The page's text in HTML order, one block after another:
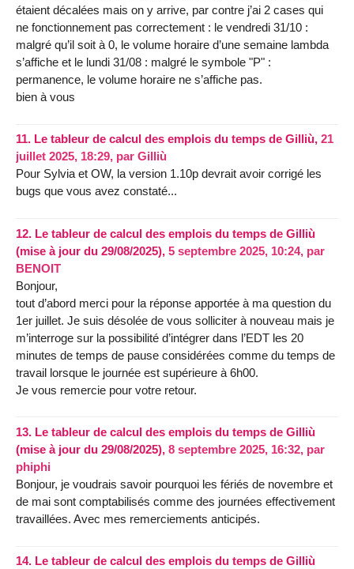
étaient décalées mais on y arrive, par contre j’ai 2 cases qui
ne fonctionnement pas correctement : le vendredi 31/10 :
malgré qu’il soit à 0, le volume horaire d’une semaine lambda
s’affiche et le lundi 31/08 : malgré le symbole "P" :
permanence, le volume horaire ne s’affiche pas.
bien à vous
11. Le tableur de calcul des emplois du temps de Gilliù, 21
juillet 2025, 18:29, par Gilliù
Pour Sylvia et OW, la version 1.10p devrait avoir corrigé les
bugs que vous avez constaté...
12. Le tableur de calcul des emplois du temps de Gilliù
(mise à jour du 29/08/2025), 5 septembre 2025, 10:24, par
BENOIT
Bonjour,
tout d’abord merci pour la réponse apportée à ma question du
1er juillet. Je suis désolée de vous solliciter à nouveau mais je
m’interroge sur la possibilité d’intégrer dans l’EDT les 20
minutes de temps de pause considérées comme du temps de
travail lorsque le journée est supérieure à 6h00.
Je vous remercie pour votre retour.
13. Le tableur de calcul des emplois du temps de Gilliù
(mise à jour du 29/08/2025), 8 septembre 2025, 16:32, par
phiphi
Bonjour, je voudrais savoir pourquoi les fériés de novembre et
de mai sont comptabilisés comme des journées effectivement
travaillées. Avec mes remerciements anticipés.
14. Le tableur de calcul des emplois du temps de Gilliù